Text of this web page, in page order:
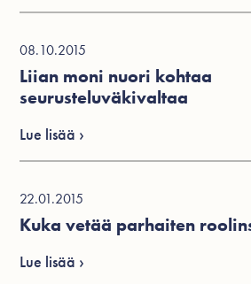
22.01.2015
Kuka vetää parhaiten
Lue lisää ›
08.10.2015
Liian moni nuori kohtaa
seurusteluväkivaltaa
Lue lisää ›